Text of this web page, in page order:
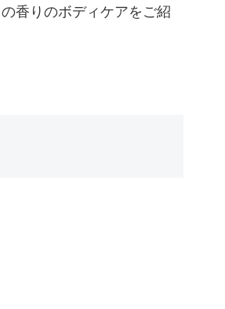
香りのボディケアをご紹